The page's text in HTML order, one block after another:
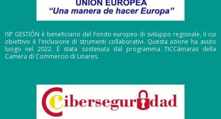
ISP GESTIÓN è beneficiario del Fondo europeo di sviluppo regionale, il cui
obiettivo è l'inclusione di strumenti collaborativi. Questa azione ha avuto
luogo nel 2022. È stata sostenuta dal programma TICCámaras della
Camera di Commercio di Linares.